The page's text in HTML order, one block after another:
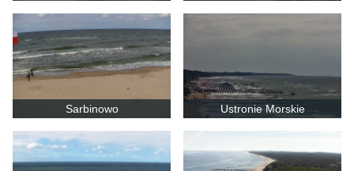
Sarbinowo Ustronie Morskie